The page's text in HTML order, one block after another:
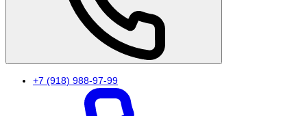
+7 (918) 988-97-99